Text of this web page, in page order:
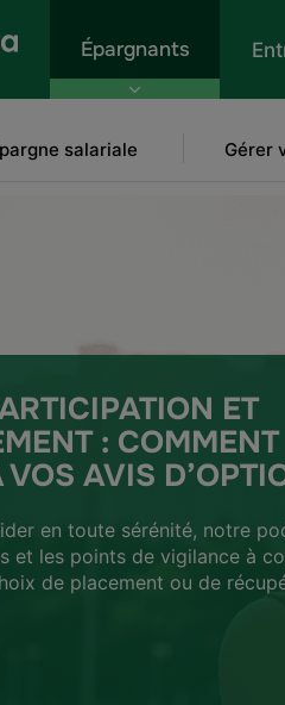
Épargnants
salariale Gérer
ET
: COMMENT
VOS AVIS
en toute sérénité, notre
et les points de vigilance à
de placement ou de